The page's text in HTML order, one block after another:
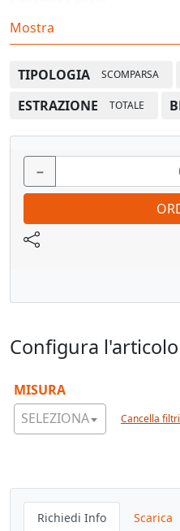
Lunghezza nominale: 480 mm
portata dinamica: 40 kg
Materiale: Acciaio
Colore/superficie: Zincate
per adattatore
Composizione dell'articolo:
Mostra
TIPOLOGIA SCOMPARSA
ESTRAZIONE TOTALE
−
Configura l'articolo
SELEZIONA
MISURA
Cancella filtri
Richiedi Info Scarica